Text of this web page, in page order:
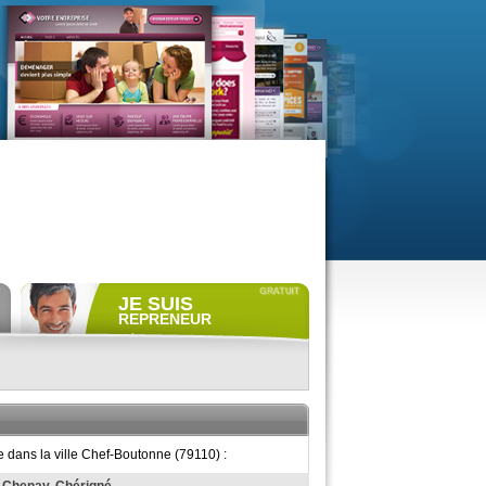
JE SUIS
REPRENEUR
Déposer gratuitementune
ACCÈS REPRENEUR
dans la ville Chef-Boutonne (79110) :